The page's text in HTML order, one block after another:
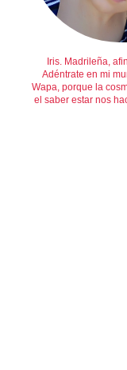
Iris. Madrileña,
Adéntrate en mi
Wapa, porque la
el saber estar nos